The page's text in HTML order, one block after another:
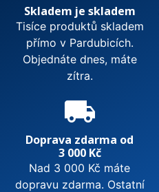
Skladem je skladem
Tisíce produktů skladem
přímo v Pardubicích.
Objednáte dnes, máte
zítra.
local_shipping
Doprava zdarma od
3 000 Kč
Nad 3 000 Kč máte
dopravu zdarma. Ostatní